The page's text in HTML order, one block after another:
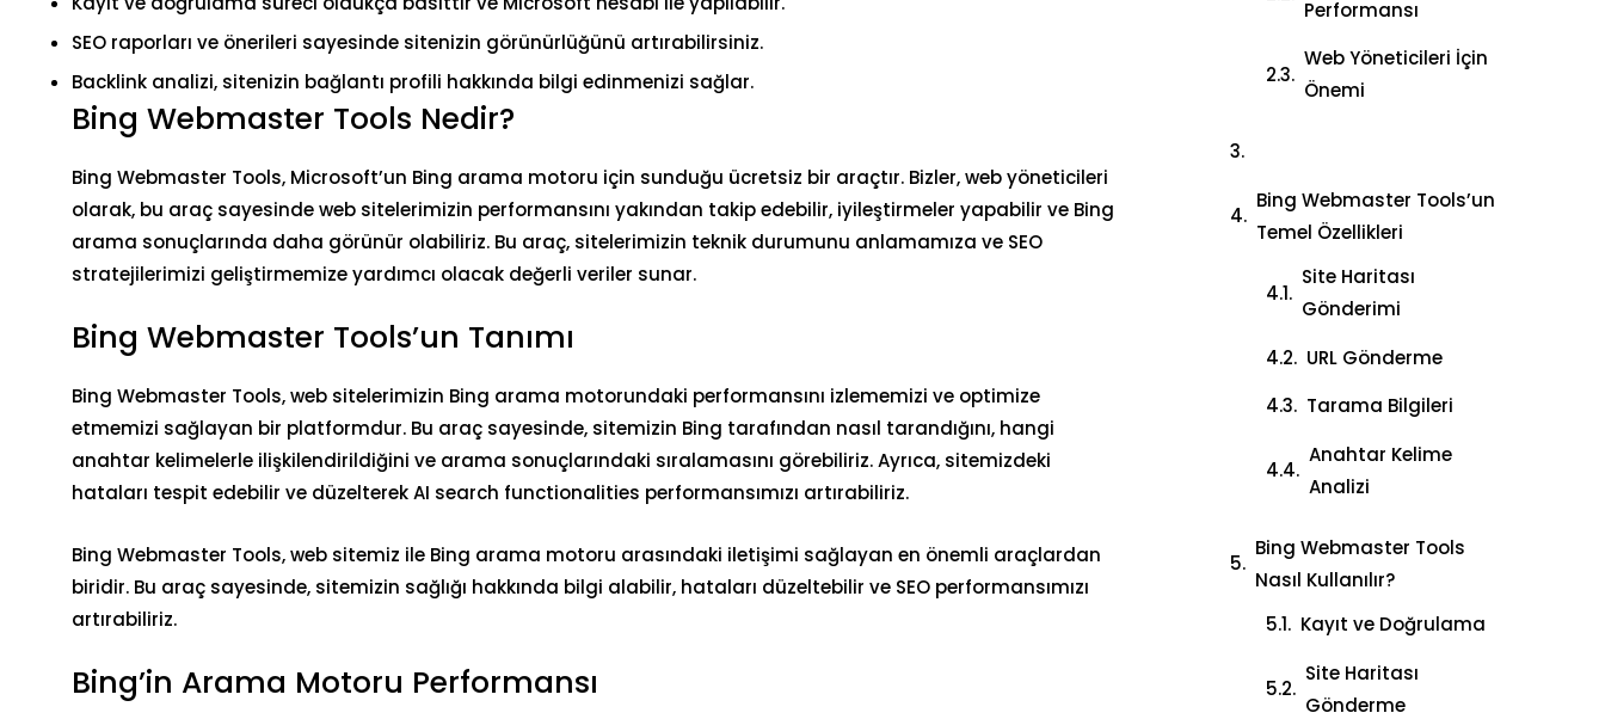
SEO raporları ve önerileri sayesinde sitenizin görünürlüğünü artırabilirsiniz.
Backlink analizi, sitenizin bağlantı profili hakkında bilgi edinmenizi sağlar.
Bing Webmaster Tools Nedir?
Bing Webmaster Tools, Microsoft’un Bing arama motoru için sunduğu ücretsiz bir araçtır. Bizler, web yöneticileri
olarak, bu araç sayesinde web sitelerimizin performansını yakından takip edebilir, iyileştirmeler yapabilir ve Bing
arama sonuçlarında daha görünür olabiliriz. Bu araç, sitelerimizin teknik durumunu anlamamıza ve SEO
stratejilerimizi geliştirmemize yardımcı olacak değerli veriler sunar.
Bing Webmaster Tools’un Tanımı
Bing Webmaster Tools, web sitelerimizin Bing arama motorundaki performansını izlememizi ve optimize
etmemizi sağlayan bir platformdur. Bu araç sayesinde, sitemizin Bing tarafından nasıl tarandığını, hangi
anahtar kelimelerle ilişkilendirildiğini ve arama sonuçlarındaki sıralamasını görebiliriz. Ayrıca, sitemizdeki
hataları tespit edebilir ve düzelterek AI search functionalities performansımızı artırabiliriz.
Bing Webmaster Tools, web sitemiz ile Bing arama motoru arasındaki iletişimi sağlayan en önemli araçlardan
biridir. Bu araç sayesinde, sitemizin sağlığı hakkında bilgi alabilir, hataları düzeltebilir ve SEO performansımızı
artırabiliriz.
Bing’in Arama Motoru Performansı
Performansı
Web Yöneticileri İçin
Önemi
Bing Webmaster Tools’un
Temel Özellikleri
Site Haritası
Gönderimi
URL Gönderme
Tarama Bilgileri
Anahtar Kelime
Analizi
Bing Webmaster Tools
Nasıl Kullanılır?
Kayıt ve Doğrulama
Site Haritası
Gönderme